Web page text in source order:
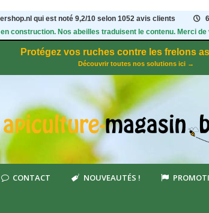
qui est noté 9,2/10 selon 1052avis clients
construction. Nos abeilles traduisent le contenu. Merci
Protégez vos ruches contre les frelons
Découvrir toutes nos solutions ici →
CONTACT NOUVEAUTÉS !